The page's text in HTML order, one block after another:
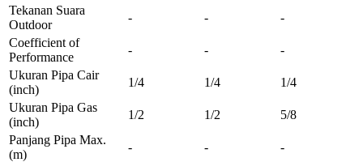
Tekanan Suara
Outdoor
- -
-
Coefficient of
Performance
- -
-
Ukuran Pipa Cair
(inch)
1/4 1/4
1/4
Ukuran Pipa Gas
(inch)
1/2 1/2
5/8
Panjang Pipa Max.
(m)
- -
-